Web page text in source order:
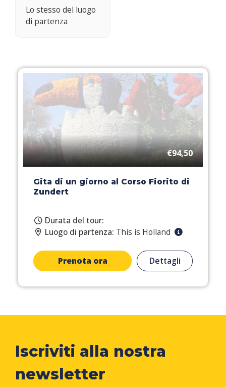
Lo stesso del luogo
di partenza
€94,50
Gita di un giorno al Corso Fiorito di
Zundert
Durata del tour:
Luogo di partenza: This is Holland
Prenota ora Dettagli
Iscriviti alla nostra
newsletter